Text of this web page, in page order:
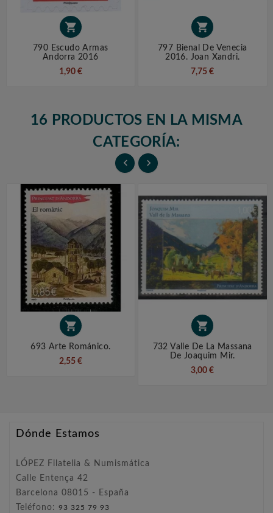

790 Escudo Armas
Andorra 2016
1,90 €

797 Bienal De Venecia
2016. Joan Xandri.
7,75 €
16 PRODUCTOS EN LA MISMA
CATEGORÍA:
 

693 Arte Románico.
2,55 €

732 Valle De La Massana
De Joaquim Mir.
3,00 €
Dónde Estamos
LÓPEZ Filatelia & Numismática
Calle Entença 42
Barcelona 08015 - España
Teléfono: 93 325 79 93